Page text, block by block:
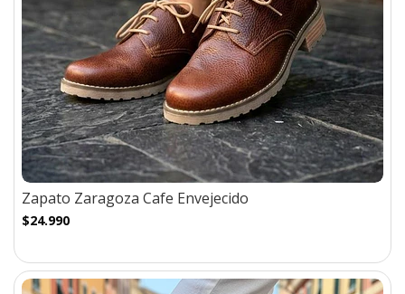
Zapato Zaragoza Cafe Envejecido
$24.990